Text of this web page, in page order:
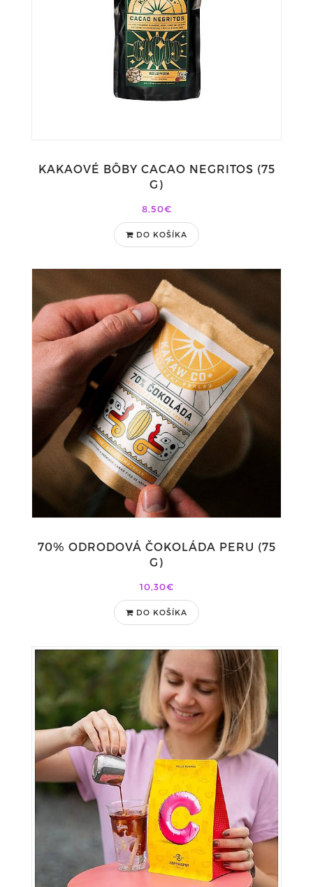
KAKAOVÉ BÔBY CACAO NEGRITOS (75
G)
8,50€
DO KOŠÍKA
70% ODRODOVÁ ČOKOLÁDA PERU (75
G)
10,30€
DO KOŠÍKA